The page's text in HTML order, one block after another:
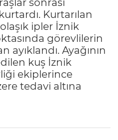
Kurtarılan
ipler İznik
görevlilerin
ayıklandı. Ayağının
kuş İznik
ekiplerince
tedavi altına